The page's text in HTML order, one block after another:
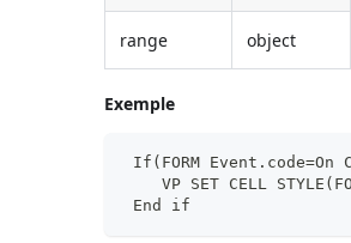
range object
Exemple
If(FORM Event.code=On
VP SET CELL
End if